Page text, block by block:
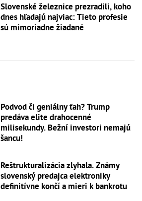
Slovenské železnice prezradili, koho
dnes hľadajú najviac: Tieto profesie
sú mimoriadne žiadané
Podvod či geniálny ťah? Trump
predáva elite drahocenné
milisekundy. Bežní investori nemajú
šancu!
Reštrukturalizácia zlyhala. Známy
slovenský predajca elektroniky
definitívne končí a mieri k bankrotu